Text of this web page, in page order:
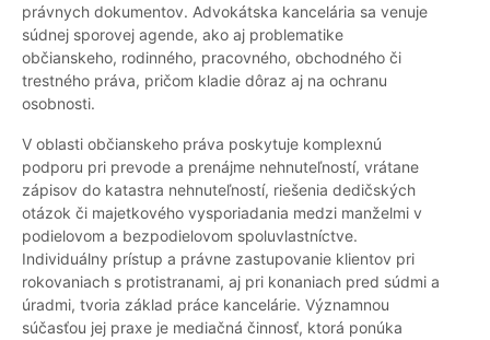
právnych dokumentov. Advokátska kancelária sa venuje
súdnej sporovej agende, ako aj problematike
občianskeho, rodinného, pracovného, obchodného či
trestného práva, pričom kladie dôraz aj na ochranu
osobnosti.
V oblasti občianskeho práva poskytuje komplexnú
podporu pri prevode a prenájme nehnuteľností, vrátane
zápisov do katastra nehnuteľností, riešenia dedičských
otázok či majetkového vysporiadania medzi manželmi v
podielovom a bezpodielovom spoluvlastníctve.
Individuálny prístup a právne zastupovanie klientov pri
rokovaniach s protistranami, aj pri konaniach pred súdmi a
úradmi, tvoria základ práce kancelárie. Významnou
súčasťou jej praxe je mediačná činnosť, ktorá ponúka